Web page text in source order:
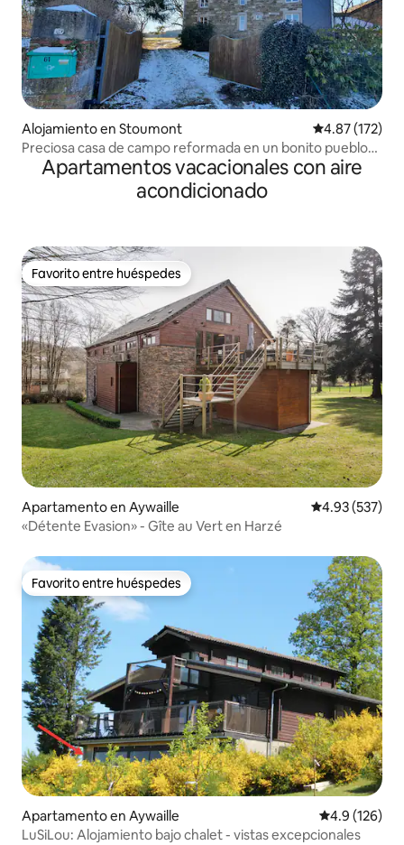
Alojamiento en Stoumont Calificación
4.87 (172)
Preciosa casa de campo reformada en un bonito pueblo
de las Ardenas
Apartamentos vacacionales con aire
acondicionado
Favorito entre huéspedes
Favorito entre huéspedes
Apartamento en Aywaille Calificación
4.93 (537)
«Détente Evasion» - Gîte au Vert en Harzé
Favorito entre huéspedes
Favorito entre huéspedes
Apartamento en Aywaille Calificación
4.9 (126)
LuSiLou: Alojamiento bajo chalet - vistas excepcionales